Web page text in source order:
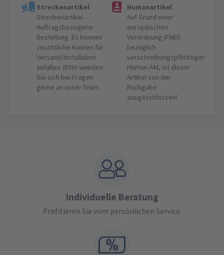
Streckenartikel
Streckenartikel -
Auftragsbezogene
Bestellung. Es können
zusätzliche Kosten für
Versand/Installation
anfallen. Bitte wenden
Sie sich bei Fragen
gerne an unser Team.
Humanartikel
Auf Grund einer
europäischen
Verordnung (FMD)
bezüglich
verschreibungspflichtiger
Human-AM, ist dieser
Artikel von der
Rückgabe
ausgeschlossen!
Individuelle Beratung
Profitieren Sie vom persönlichen Service.